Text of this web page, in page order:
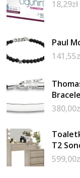
18,29zł
Paul
141,55
380,00
T2
599,00